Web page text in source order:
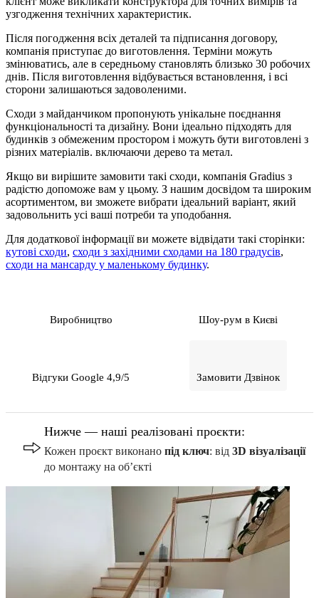
узгодження технічних характеристик.
Після погодження всіх деталей та підписання договору,
компанія приступає до виготовлення. Терміни можуть
змінюватись, але в середньому становлять близько 30 робочих
днів. Після виготовлення відбувається встановлення, і всі
сторони залишаються задоволеними.
Сходи з майданчиком пропонують унікальне поєднання
функціональності та дизайну. Вони ідеально підходять для
будинків з обмеженим простором і можуть бути виготовлені з
різних матеріалів. включаючи дерево та метал.
Якщо ви вирішите замовити такі сходи, компанія Gradius з
радістю допоможе вам у цьому. З нашим досвідом та широким
асортиментом, ви зможете вибрати ідеальний варіант, який
задовольнить усі ваші потреби та уподобання.
Для додаткової інформації ви можете відвідати такі сторінки:
кутові сходи, сходи з західними сходами на 180 градусів,
сходи на мансарду у маленькому будинку.
Виробництво Шоу-рум в Києві
Відгуки Google 4,9/5 Замовити Дзвінок
Нижче — наші реалізовані проєкти:
Кожен проєкт виконано під ключ: від 3D візуалізації
до монтажу на об’єкті